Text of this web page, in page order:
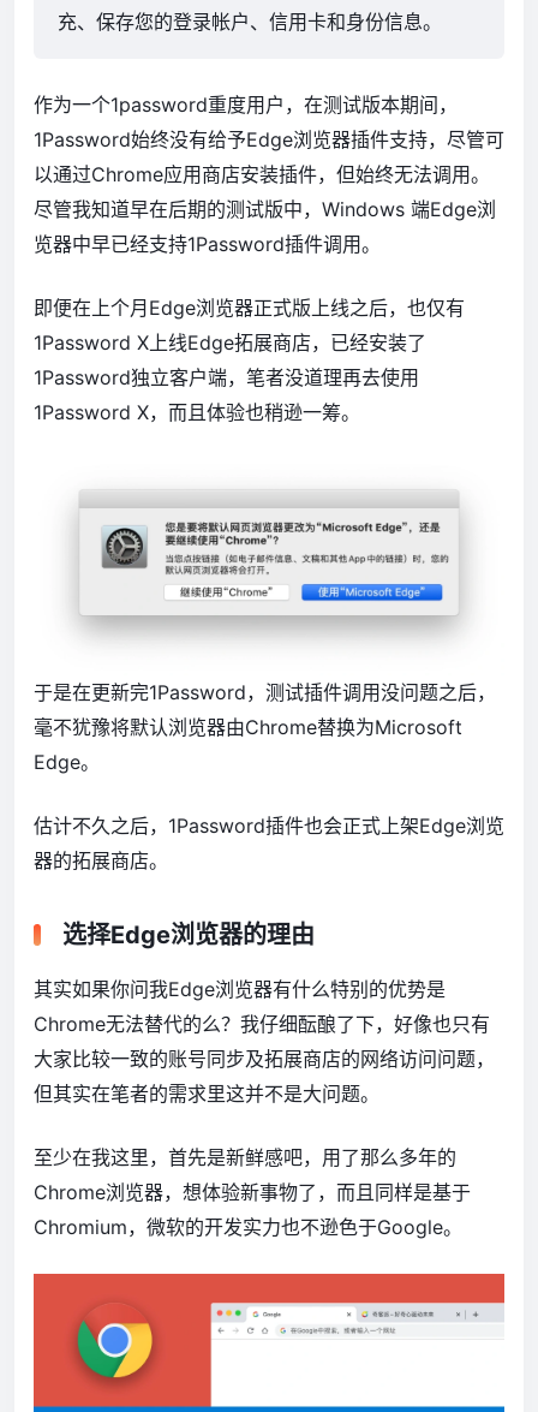
充、保存您的登录帐户、信用卡和身份信息。
作为一个1password重度用户，在测试版本期间，
1Password始终没有给予Edge浏览器插件支持，尽管可
以通过Chrome应用商店安装插件，但始终无法调用。
尽管我知道早在后期的测试版中，Windows 端Edge浏
览器中早已经支持1Password插件调用。
即便在上个月Edge浏览器正式版上线之后，也仅有
1Password X上线Edge拓展商店，已经安装了
1Password独立客户端，笔者没道理再去使用
1Password X，而且体验也稍逊一筹。
于是在更新完1Password，测试插件调用没问题之后，
毫不犹豫将默认浏览器由Chrome替换为Microsoft
Edge。
估计不久之后，1Password插件也会正式上架Edge浏览
器的拓展商店。
选择Edge浏览器的理由
其实如果你问我Edge浏览器有什么特别的优势是
Chrome无法替代的么？我仔细酝酿了下，好像也只有
大家比较一致的账号同步及拓展商店的网络访问问题，
但其实在笔者的需求里这并不是大问题。
至少在我这里，首先是新鲜感吧，用了那么多年的
Chrome浏览器，想体验新事物了，而且同样是基于
Chromium，微软的开发实力也不逊色于Google。